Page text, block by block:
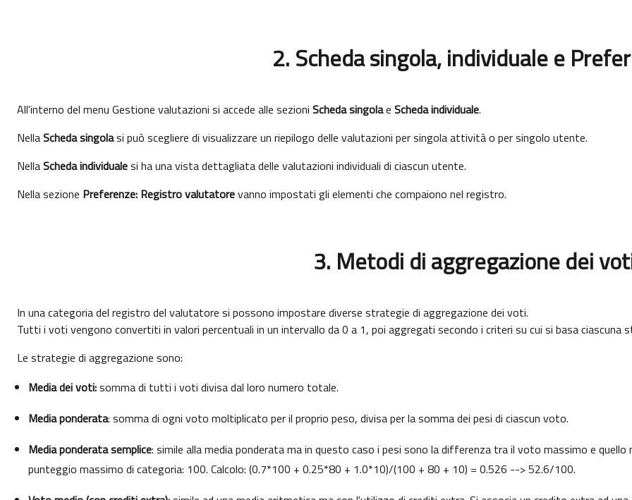
2. Scheda singola, individuale e
All'interno del menu Gestione valutazioni si accede alle sezioni Scheda singolae Scheda individuale.
NellaScheda singolasi può scegliere di visualizzare un riepilogo delle valutazioni per singola attività o per singolo utente.
NellaScheda individualesi ha una vista dettagliata delle valutazioni individuali di ciascun utente.
Nella sezione Preferenze: Registro valutatorevanno impostati gli elementi che compaiono nel registro.
3. Metodi di aggregazione dei
In una categoria del registro del valutatore si possono impostare diverse strategie di aggregazione dei voti.
Tutti i voti vengono convertiti in valori percentuali in un intervallo da 0 a 1, poi aggregati secondo i criteri su cui si basa
Le strategie di aggregazione sono:
Media dei voti:somma di tutti i voti divisa dal loro numero totale.
Media ponderata: somma di ogni voto moltiplicato per il proprio peso, divisa per la somma dei pesi di ciascun voto.
Media ponderata semplice: simile alla media ponderata ma in questo caso i pesi sono la differenza tra il voto massimo e
punteggio massimo di categoria: 100. Calcolo: (0.7*100 + 0.25*80 + 1.0*10)/(100 + 80 + 10) = 0.526 --> 52.6/100.